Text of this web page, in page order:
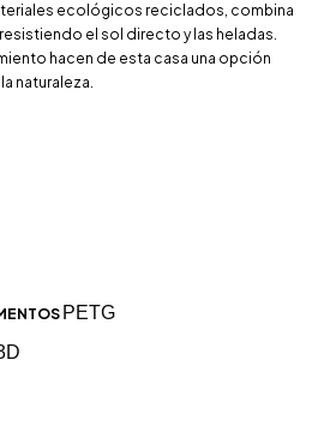
ecológicos reciclados, combina
el sol directo y las heladas.
hacen de esta casa una opción
naturaleza.
PETG